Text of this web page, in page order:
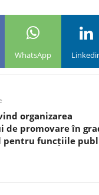
WhatsApp
organizarea
de promovare în
pentru funcțiile